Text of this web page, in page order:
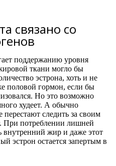
связано со
поддержанию уровня
ткани могло бы
эстрона, хоть и не
половой гормон, если бы
Но это возможно
худеет. А обычно
перестают следить за своим
При потреблении лишней
внутренний жир и даже этот
эстрон остается запертым в